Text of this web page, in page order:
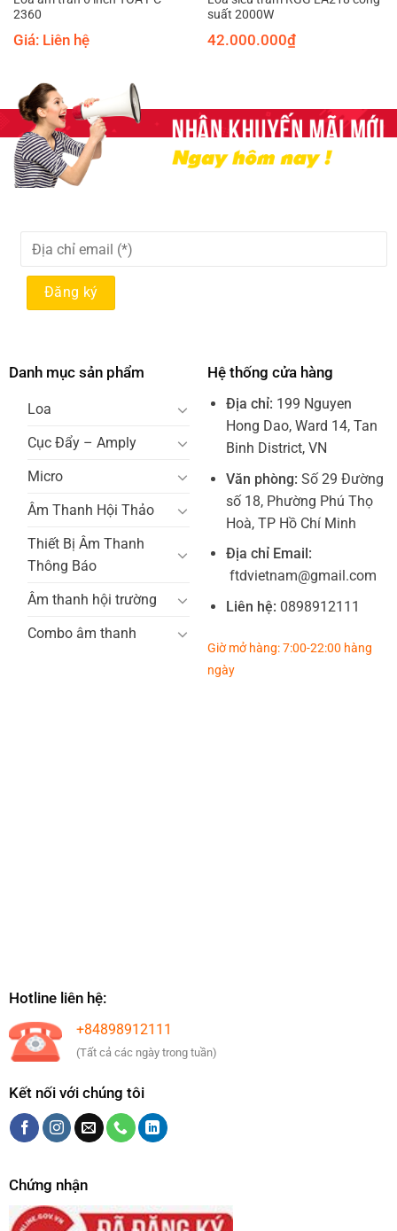
2360
Giá: Liên hệ
suất 2000W
42.000.000₫
Danh mục sản phẩm
Loa
Cục Đẩy – Amply
Micro
Âm Thanh Hội Thảo
Thiết Bị Âm Thanh
Thông Báo
Âm thanh hội trường
Combo âm thanh
Hệ thống cửa hàng
Địa chỉ: 199 Nguyen
Hong Dao, Ward 14, Tan
Binh District, VN
Văn phòng: Số 29 Đường
số 18, Phường Phú Thọ
Hoà, TP Hồ Chí Minh
Địa chỉ Email:
ftdvietnam@gmail.com
Liên hệ: 0898912111
Giờ mở hàng: 7:00-22:00 hàng
ngày
Hotline liên hệ:
+84898912111
(Tất cả các ngày trong tuần)
Kết nối với chúng tôi
Chứng nhận